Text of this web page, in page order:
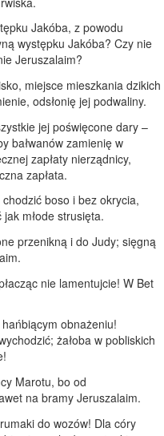
Jakóba, z powodu
występku Jakóba? Czy nie
Jeruszalaim?
miejsce mieszkania dzikich
odsłonię jej podwaliny.
jej poświęcone dary –
bałwanów zamienię w
zapłaty nierządnicy,
zapłata.
boso i bez okrycia,
młode strusięta.
przenikną i do Judy; sięgną
nie lamentujcie! W Bet
obnażeniu!
żałoba w pobliskich
Marotu, bo od
na bramy Jeruszalaim.
do wozów! Dla córy